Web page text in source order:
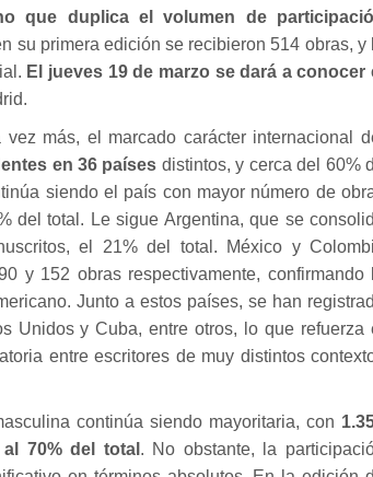
que duplica el volumen de
su primera edición se recibieron 514 obras, y
El jueves 19 de marzo se dará a conocer
más, el marcado carácter internacional
en 36 países distintos, y cerca del 60%
siendo el país con mayor número de
del total. Le sigue Argentina, que se
el 21% del total. México y
y 152 obras respectivamente, confirmando
Junto a estos países, se han
Unidos y Cuba, entre otros, lo que refuerza
entre escritores de muy distintos
continúa siendo mayoritaria, con
70% del total . No obstante, la